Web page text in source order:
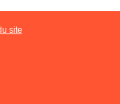
site